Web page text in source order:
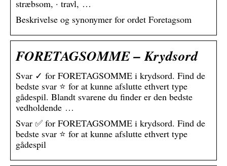
stræbsom, · travl, …
Beskrivelse og synonymer for ordet Foretagsom
FORETAGSOMME – Krydsord
Svar ✓ for FORETAGSOMME i krydsord. Find de
bedste svar ⭐ for at kunne afslutte ethvert type
gådespil. Blandt svarene du finder er den bedste
vedholdende …
Svar ✅ for FORETAGSOMME i krydsord. Find de
bedste svar ⭐ for at kunne afslutte ethvert type
gådespil